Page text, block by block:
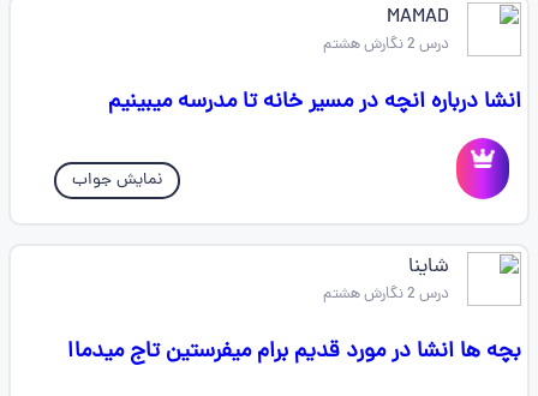
MAMAD
درس 2 نگارش هشتم
انشا درباره انچه در مسیر خانه تا مدرسه میبینیم
نمایش جواب
شاینا
درس 2 نگارش هشتم
بچه ها انشا در مورد قدیم برام میفرستین تاج میدماا